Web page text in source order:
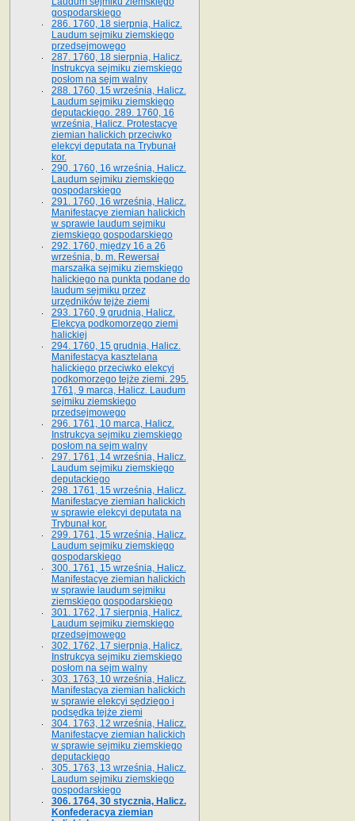
gospodarskiego
286. 1760, 18 sierpnia, Halicz.
Laudum sejmiku ziemskiego
przedsejmowego
287. 1760, 18 sierpnia, Halicz.
Instrukcya sejmiku ziemskiego
posłom na sejm walny
288. 1760, 15 września, Halicz.
Laudum sejmiku ziemskiego
deputackiego. 289. 1760, 16
września, Halicz. Protestacye
ziemian halickich przeciwko
elekcyi deputata na Trybunał
kor.
290. 1760, 16 września, Halicz.
Laudum sejmiku ziemskiego
gospodarskiego
291. 1760, 16 września, Halicz.
Manifestacye ziemian halickich
w sprawie laudum sejmiku
ziemskiego gospodarskiego
292. 1760, między 16 a 26
września, b. m. Rewersał
marszałka sejmiku ziemskiego
halickiego na punkta podane do
laudum sejmiku przez
urzędników tejże ziemi
293. 1760, 9 grudnia, Halicz.
Elekcya podkomorzego ziemi
halickiej
294. 1760, 15 grudnia, Halicz.
Manifestacya kasztelana
halickiego przeciwko elekcyi
podkomorzego tejże ziemi. 295.
1761, 9 marca, Halicz. Laudum
sejmiku ziemskiego
przedsejmowego
296. 1761, 10 marca, Halicz.
Instrukcya sejmiku ziemskiego
posłom na sejm walny
297. 1761, 14 września, Halicz.
Laudum sejmiku ziemskiego
deputackiego
298. 1761, 15 września, Halicz.
Manifestacye ziemian halickich
w sprawie elekcyi deputata na
Trybunał kor.
299. 1761, 15 września, Halicz.
Laudum sejmiku ziemskiego
gospodarskiego
300. 1761, 15 września, Halicz.
Manifestacye ziemian halickich
w sprawie laudum sejmiku
ziemskiego gospodarskiego
301. 1762, 17 sierpnia, Halicz.
Laudum sejmiku ziemskiego
przedsejmowego
302. 1762, 17 sierpnia, Halicz.
Instrukcya sejmiku ziemskiego
posłom na sejm walny
303. 1763, 10 września, Halicz.
Manifestacya ziemian halickich
w sprawie elekcyi sędziego i
podsędka tejże ziemi
304. 1763, 12 września, Halicz.
Manifestacye ziemian halickich
w sprawie sejmiku ziemskiego
deputackiego
305. 1763, 13 września, Halicz.
Laudum sejmiku ziemskiego
gospodarskiego
306. 1764, 30 stycznia, Halicz.
Konfederacya ziemian